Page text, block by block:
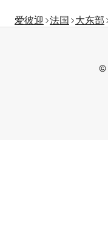
爱彼迎 法国 大东部
©